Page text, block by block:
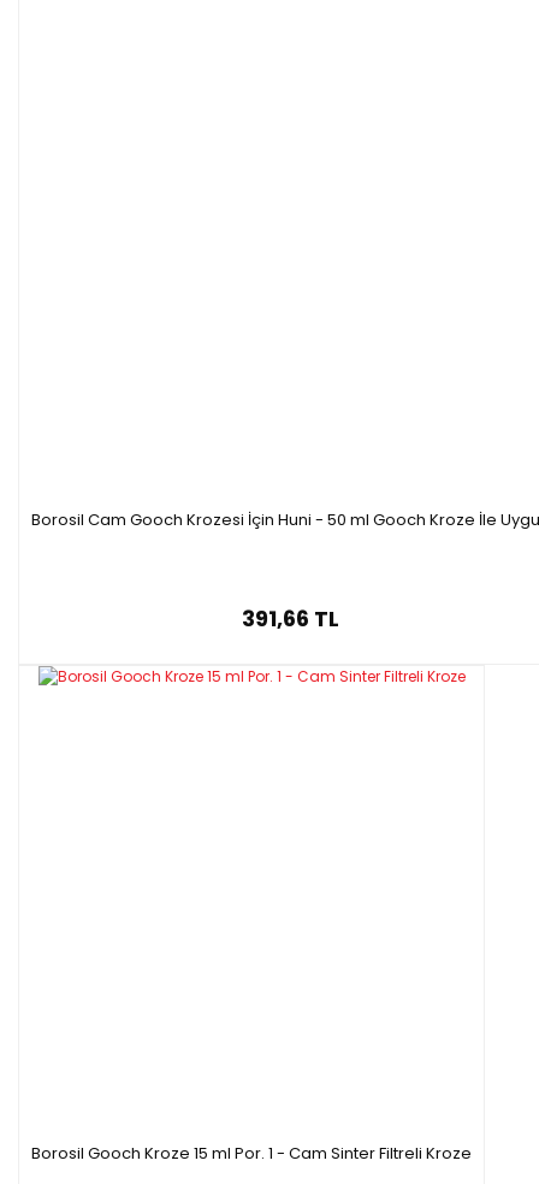
Borosil Cam Gooch Krozesi İçin Huni - 50 ml Gooch Kroze İle
391,66 TL
Borosil Gooch Kroze 15 ml Por. 1 - Cam Sinter Filtreli Kroze